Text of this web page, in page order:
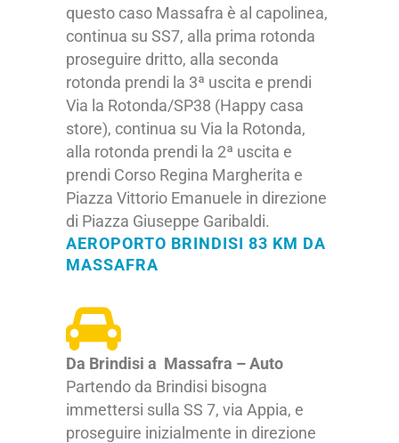
questo caso Massafra è al capolinea,
continua su SS7, alla prima rotonda
proseguire dritto, alla seconda
rotonda prendi la 3ª uscita e prendi
Via la Rotonda/SP38 (Happy casa
store), continua su Via la Rotonda,
alla rotonda prendi la 2ª uscita e
prendi Corso Regina Margherita e
Piazza Vittorio Emanuele in direzione
di Piazza Giuseppe Garibaldi.
AEROPORTO BRINDISI 83 KM DA
MASSAFRA
Da Brindisi a Massafra – Auto
Partendo da Brindisi bisogna
immettersi sulla SS 7, via Appia, e
proseguire inizialmente in direzione